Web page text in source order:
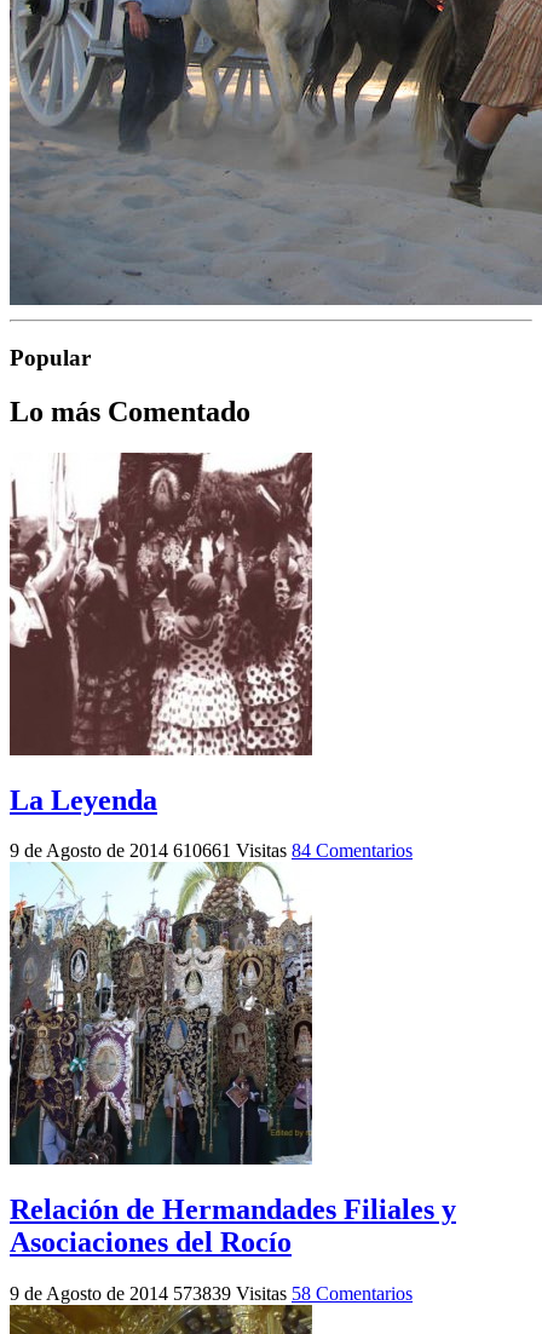
Popular
Lo más Comentado
La Leyenda
9 de Agosto de 2014 610661 Visitas 84 Comentarios
Relación de Hermandades Filiales y
Asociaciones del Rocío
9 de Agosto de 2014 573839 Visitas 58 Comentarios